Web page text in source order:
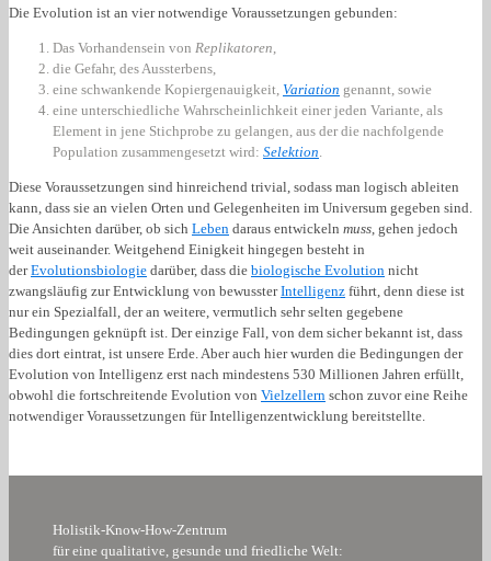
Die Evolution ist an vier notwendige Voraussetzungen gebunden:
Das Vorhandensein von Replikatoren
die Gefahr, des Aussterbens,
eine schwankende Kopiergenauigkeit, Variation genannt, sowie
eine unterschiedliche Wahrscheinlichkeit einer jeden Variante, als
Element in jene Stichprobe zu gelangen, aus der die nachfolgende
Population zusammengesetzt wird: Selektion
Diese Voraussetzungen sind hinreichend trivial, sodass man logisch ableiten
kann, dass sie an vielen Orten und Gelegenheiten im Universum gegeben sind.
Die Ansichten darüber, ob sich Leben daraus entwickeln muss , gehen jedoch
weit auseinander. Weitgehend Einigkeit hingegen besteht in
derEvolutionsbiologie darüber, dass die biologische Evolution nicht
zwangsläufig zur Entwicklung von bewussterIntelligenz führt, denn diese ist
nur ein Spezialfall, der an weitere, vermutlich sehr selten gegebene
Bedingungen geknüpft ist. Der einzige Fall, von dem sicher bekannt ist, dass
dies dort eintrat, ist unsere Erde. Aber auch hier wurden die Bedingungen der
Evolution von Intelligenz erst nach mindestens 530 Millionen Jahren erfüllt,
obwohl die fortschreitende Evolution von Vielzellern schon zuvor eine Reihe
notwendiger Voraussetzungen für Intelligenzentwicklung bereitstellte.
Holistik-Know-How-Zentrum
für eine qualitative, gesunde und friedliche Welt: